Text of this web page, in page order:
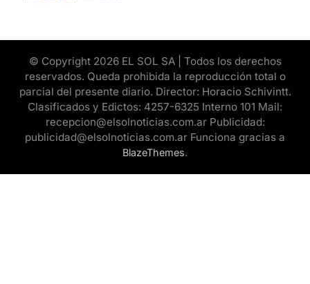
© Copyright 2026 EL SOL SA | Todos los derechos
reservados. Queda prohibida la reproducción total o
parcial del presente diario. Director: Horacio Schivintt.
Clasificados y Edictos: 4257-6325 Interno 101 Mail:
recepcion@elsolnoticias.com.ar Publicidad:
publicidad@elsolnoticias.com.ar Funciona gracias a
BlazeThemes.